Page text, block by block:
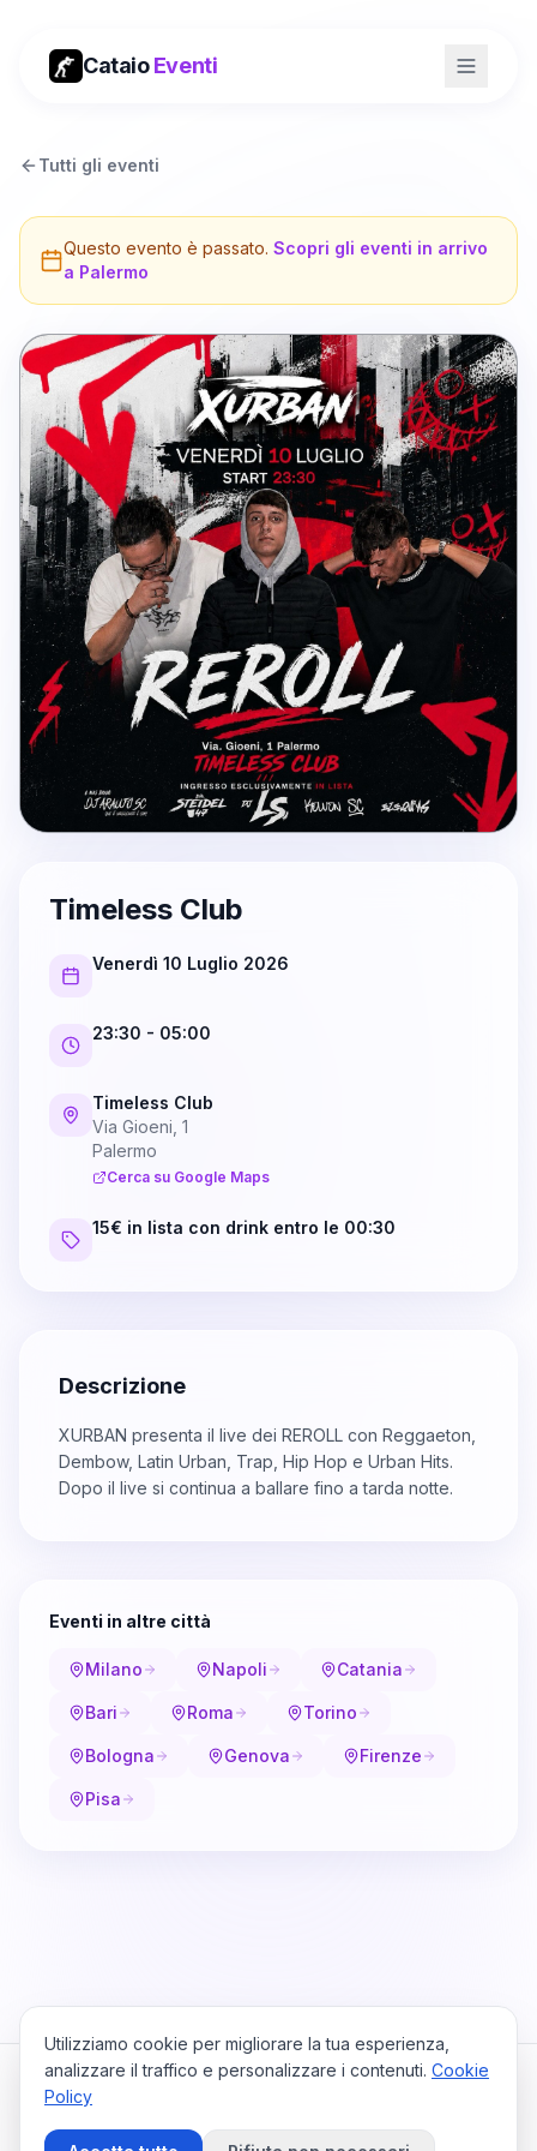
CataioEventi
Tutti gli eventi
Questo evento è passato. Scopri gli eventi in arrivo
a Palermo
Timeless Club
Venerdì 10 Luglio 2026
23:30 - 05:00
Timeless Club
Via Gioeni, 1
Palermo
Cerca su Google Maps
15€ in lista con drink entro le 00:30
Descrizione
XURBAN presenta il live dei REROLL con Reggaeton,
Dembow, Latin Urban, Trap, Hip Hop e Urban Hits.
Dopo il live si continua a ballare fino a tarda notte.
Eventi in altre città
Milano Napoli Catania
Bari Roma Torino
Bologna Genova Firenze
Pisa
HomeViaggiPrivacy PolicyCookie PolicyContattaci
Utilizziamo cookie per migliorare la tua esperienza,
analizzare il traffico e personalizzare i contenuti. Cookie
Policy